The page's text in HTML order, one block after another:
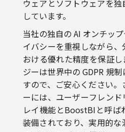
当社の独自の AI オンチッ
イバシーを重視しながら、
おける優れた精度を保証
ジーは世界中の GDPR 規
すので、ご安心ください
ーには、ユーザーフレン
レイ機能とBoostBIと呼ば
装備されており、実用的
モバイルアプリを提供し
エクスペリエンスを保証し